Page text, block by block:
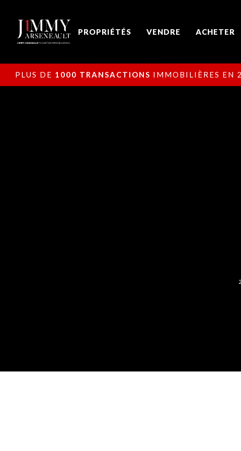
PROPRIÉTÉS VENDRE ACHETER
PLUS DE 1000 TRANSACTIONS IMMOBILIÈRES EN